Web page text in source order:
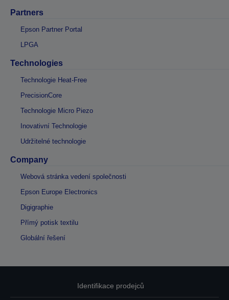
Partners
Epson Partner Portal
LPGA
Technologies
Technologie Heat-Free
PrecisionCore
Technologie Micro Piezo
Inovativní Technologie
Udržitelné technologie
Company
Webová stránka vedení společnosti
Epson Europe Electronics
Digigraphie
Přímý potisk textilu
Globální řešení
Identifikace prodejců